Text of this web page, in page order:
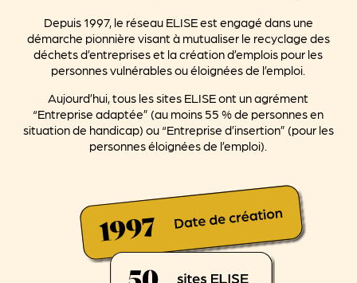
Depuis 1997, le réseau ELISE est engagé dans une
démarche pionnière visant à mutualiser le recyclage des
déchets d’entreprises et la création d’emplois pour les
personnes vulnérables ou éloignées de l’emploi.
Aujourd’hui, tous les sites ELISE ont un agrément
“Entreprise adaptée” (au moins 55 % de personnes en
situation de handicap) ou “Entreprise d’insertion” (pour les
personnes éloignées de l’emploi).